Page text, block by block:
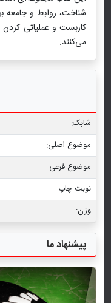
شناخت، روابط و جامعه
کاربست و عملیاتی کردن
می‌کنند.
شابک:
موضوع اصلی:
موضوع فرعی:
نوبت چاپ:
وزن:
پیشنهاد ما